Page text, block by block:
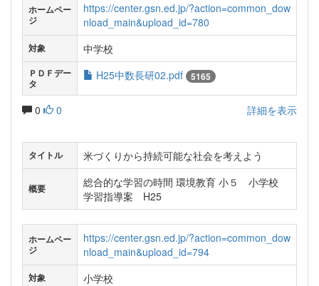
ホームペー
ジ
https://center.gsn.ed.jp/?action=common_dow
nload_main&upload_id=780
対象 中学校
ＰＤＦデー
タ
H25中数長研02.pdf 5165
0 0 詳細を表示
タイトル 米づくりから持続可能な社会を考えよう
概要
総合的な学習の時間 環境教育 小５ 小学校
学習指導案 H25
ホームペー
ジ
https://center.gsn.ed.jp/?action=common_dow
nload_main&upload_id=794
対象 小学校